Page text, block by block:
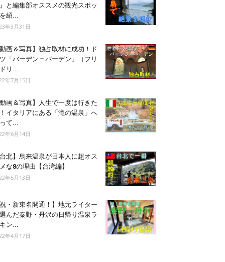
と編集部オススメの観光スポッ
紹...
年3月31日
動画＆写真】独占取材に成功！ド
「バーデン＝バーデン」（フリ
リ...
年7月15日
動画＆写真】人生で一度は行きた
イタリアにある「滝の温泉」へ
て...
年6月14日
台北】烏来温泉が日本人に超オス
な8の理由【台湾編】
年5月13日
祝・新東名開通！】地元ライター
んだ秦野・丹沢の日帰り温泉ラ
ン...
年4月17日